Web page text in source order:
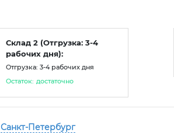
Склад 2 (Отгрузка: 3-4
рабочих дня):
Отгрузка: 3-4 рабочих дня
Остаток: достаточно
Санкт-Петербург